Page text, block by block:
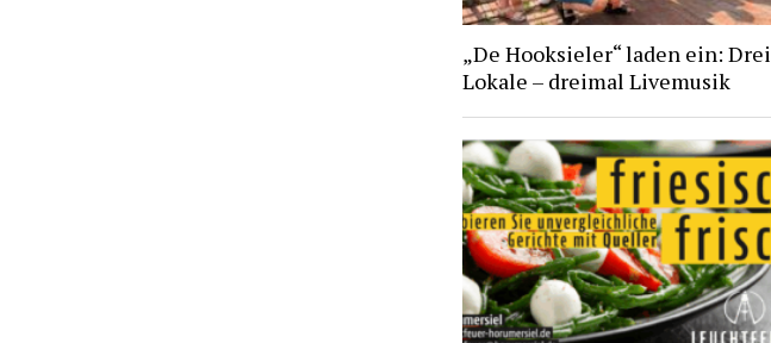
„De Hooksieler“ laden ein: Drei
Lokale – dreimal Livemusik